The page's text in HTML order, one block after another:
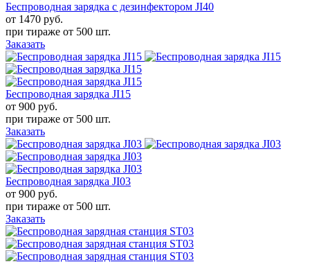
Беспроводная зарядка с дезинфектором JI40
от 1470 руб.
при тираже от 500 шт.
Заказать
Беспроводная зарядка JI15
от 900 руб.
при тираже от 500 шт.
Заказать
Беспроводная зарядка JI03
от 900 руб.
при тираже от 500 шт.
Заказать